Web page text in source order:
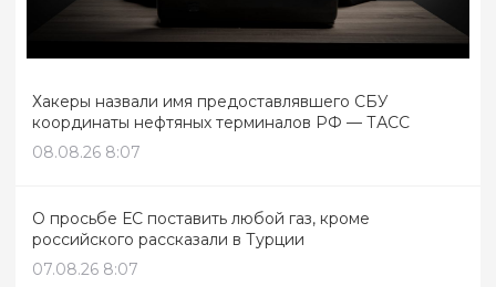
Хакеры назвали имя предоставлявшего СБУ
координаты нефтяных терминалов РФ — ТАСС
08.08.26 8:07
О просьбе ЕС поставить любой газ, кроме
российского рассказали в Турции
07.08.26 8:07